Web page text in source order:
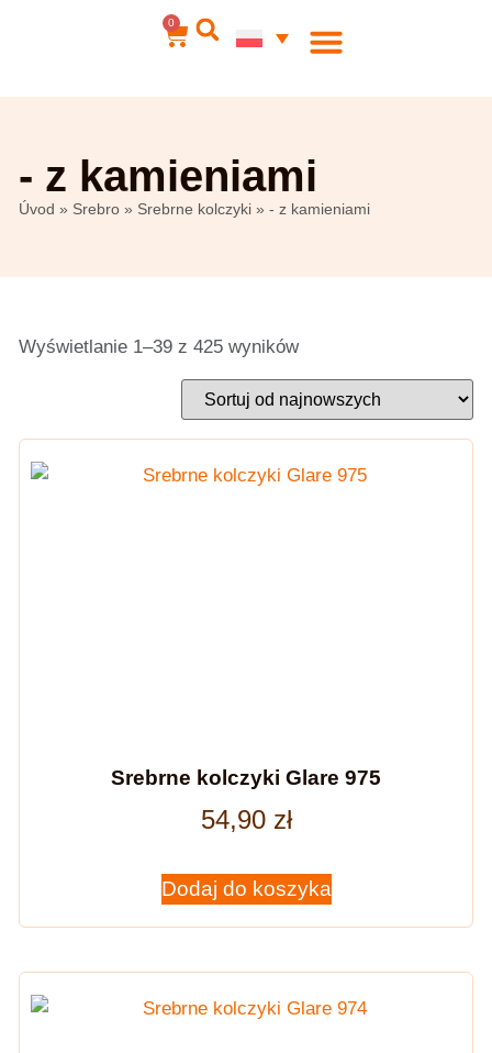
0
- z kamieniami
Úvod » Srebro » Srebrne kolczyki » - z kamieniami
Wyświetlanie 1–39 z 425 wyników
Srebrne kolczyki Glare 975
54,90 zł
Dodaj do koszyka